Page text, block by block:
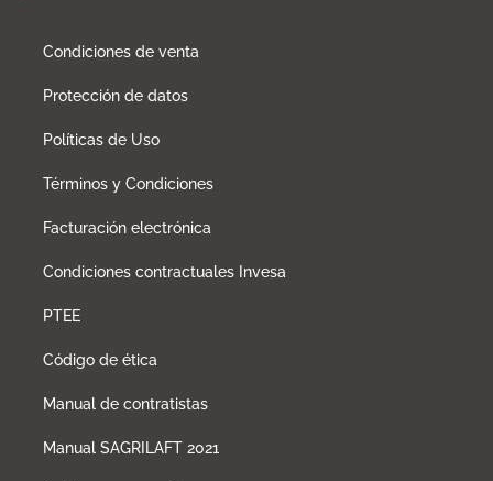
Condiciones de venta
Protección de datos
Políticas de Uso
Términos y Condiciones
Facturación electrónica
Condiciones contractuales Invesa
PTEE
Código de ética
Manual de contratistas
Manual SAGRILAFT 2021